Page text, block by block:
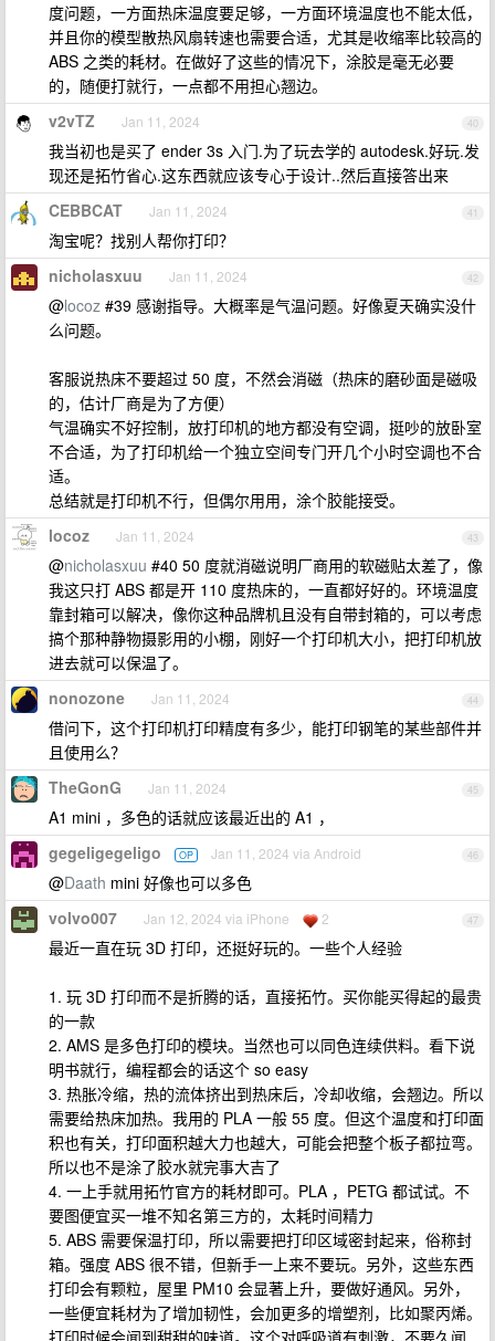
度问题，一方面热床温度要足够，一方面环境温度也不能太低，
并且你的模型散热风扇转速也需要合适，尤其是收缩率比较高的
ABS 之类的耗材。在做好了这些的情况下，涂胶是毫无必要
的，随便打就行，一点都不用担心翘边。
40
v2vTZ Jan 11, 2024
我当初也是买了 ender 3s 入门.为了玩去学的 autodesk.好玩.发
现还是拓竹省心.这东西就应该专心于设计..然后直接答出来
41
CEBBCAT Jan 11, 2024
淘宝呢？找别人帮你打印？
42
nicholasxuu Jan 11, 2024
@locoz #39 感谢指导。大概率是气温问题。好像夏天确实没什
么问题。
客服说热床不要超过 50 度，不然会消磁（热床的磨砂面是磁吸
的，估计厂商是为了方便）
气温确实不好控制，放打印机的地方都没有空调，挺吵的放卧室
不合适，为了打印机给一个独立空间专门开几个小时空调也不合
适。
总结就是打印机不行，但偶尔用用，涂个胶能接受。
43
locoz Jan 11, 2024
@nicholasxuu #40 50 度就消磁说明厂商用的软磁贴太差了，像
我这只打 ABS 都是开 110 度热床的，一直都好好的。环境温度
靠封箱可以解决，像你这种品牌机且没有自带封箱的，可以考虑
搞个那种静物摄影用的小棚，刚好一个打印机大小，把打印机放
进去就可以保温了。
44
nonozone Jan 11, 2024
借问下，这个打印机打印精度有多少，能打印钢笔的某些部件并
且使用么？
45
TheGonG Jan 11, 2024
A1 mini ，多色的话就应该最近出的 A1 ，
46
gegeligegeligo OP Jan 11, 2024 via Android
@Daath mini 好像也可以多色
47
volvo007 Jan 12, 2024 via iPhone 2
最近一直在玩 3D 打印，还挺好玩的。一些个人经验
1. 玩 3D 打印而不是折腾的话，直接拓竹。买你能买得起的最贵
的一款
2. AMS 是多色打印的模块。当然也可以同色连续供料。看下说
明书就行，编程都会的话这个 so easy
3. 热胀冷缩，热的流体挤出到热床后，冷却收缩，会翘边。所以
需要给热床加热。我用的 PLA 一般 55 度。但这个温度和打印面
积也有关，打印面积越大力也越大，可能会把整个板子都拉弯。
所以也不是涂了胶水就完事大吉了
4. 一上手就用拓竹官方的耗材即可。PLA ，PETG 都试试。不
要图便宜买一堆不知名第三方的，太耗时间精力
5. ABS 需要保温打印，所以需要把打印区域密封起来，俗称封
箱。强度 ABS 很不错，但新手一上来不要玩。另外，这些东西
打印会有颗粒，屋里 PM10 会显著上升，要做好通风。另外，
一些便宜耗材为了增加韧性，会加更多的增塑剂，比如聚丙烯。
打印时候会闻到甜甜的味道。这个对呼吸道有刺激，不要久闻